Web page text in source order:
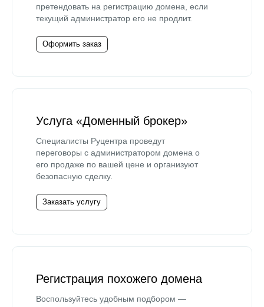
претендовать на регистрацию домена, если
текущий администратор его не продлит.
Оформить заказ
Услуга «Доменный брокер»
Специалисты Руцентра проведут
переговоры с администратором домена о
его продаже по вашей цене и организуют
безопасную сделку.
Заказать услугу
Регистрация похожего домена
Воспользуйтесь удобным подбором —